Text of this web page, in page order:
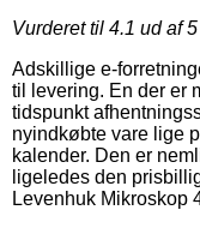
Vurderet til 4.1 ud af
Adskillige e-
til levering. En der er
tidspunkt
nyindkøbte vare lige
kalender. Den er
ligeledes den
Levenhuk Mikroskop